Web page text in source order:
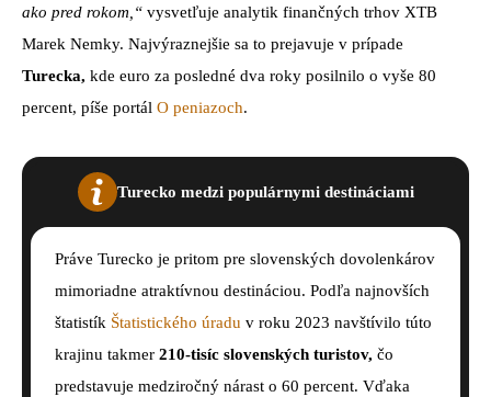
ako pred rokom,“ vysvetľuje analytik finančných trhov XTB
Marek Nemky. Najvýraznejšie sa to prejavuje v prípade
Turecka, kde euro za posledné dva roky posilnilo o vyše 80
percent, píše portál O peniazoch.
Turecko medzi populárnymi destináciami
Práve Turecko je pritom pre slovenských dovolenkárov
mimoriadne atraktívnou destináciou. Podľa najnovších
štatistík Štatistického úradu v roku 2023 navštívilo túto
krajinu takmer 210-tisíc slovenských turistov, čo
predstavuje medziročný nárast o 60 percent. Vďaka